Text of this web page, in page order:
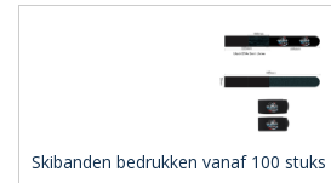
Skibanden bedrukken vanaf 100 stuks